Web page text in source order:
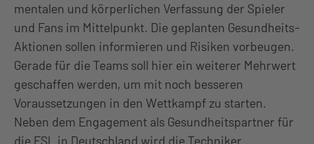
mentalen und körperlichen Verfassung der Spieler
und Fans im Mittelpunkt. Die geplanten Gesundheits-
Aktionen sollen informieren und Risiken vorbeugen.
Gerade für die Teams soll hier ein weiterer Mehrwert
geschaffen werden, um mit noch besseren
Voraussetzungen in den Wettkampf zu starten.
Neben dem Engagement als Gesundheitspartner für
die ESL in Deutschland wird die Techniker